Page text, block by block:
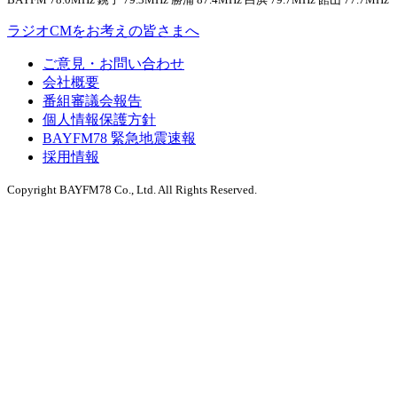
ラジオCMをお考えの皆さまへ
ご意見・お問い合わせ
会社概要
番組審議会報告
個人情報保護方針
BAYFM78 緊急地震速報
採用情報
Copyright BAYFM78 Co., Ltd. All Rights Reserved.